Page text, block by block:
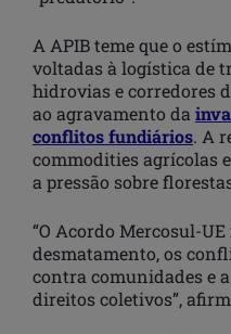
A APIB teme que o
voltadas à logística de
hidrovias e corredores
ao agravamento da
conflitos fundiários. A
commodities agrícolas
a pressão sobre
“O Acordo Mercosul-
desmatamento, os
contra comunidades e
direitos coletivos”,